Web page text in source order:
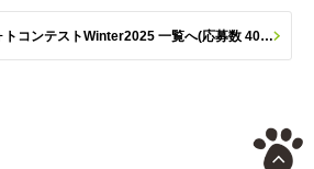
イヌトミィ モデル犬フォトコンテストWinter2025 一覧へ(応募数 406枚)